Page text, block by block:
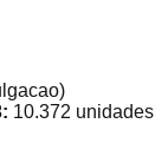
10.372 unidades